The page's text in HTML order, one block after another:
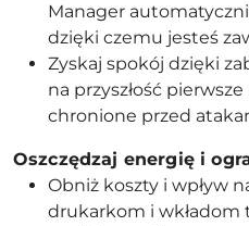
Manager
dzięki czemu jesteś
Zyskaj spokój dzięki
na przyszłość
chronione przed
Oszczędzaj energię i
Obniż koszty i wpływ
drukarkom i